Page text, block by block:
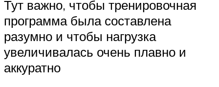
Тут важно, чтобы тренировочная
программа была составлена
разумно и чтобы нагрузка
увеличивалась очень плавно и
аккуратно